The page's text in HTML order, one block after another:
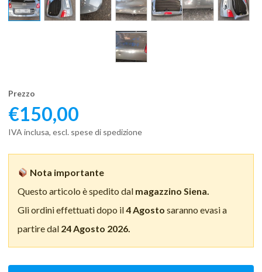
Prezzo
€150,00
IVA inclusa, escl. spese di spedizione
Nota importante
Questo articolo è spedito dal magazzino Siena.
Gli ordini effettuati dopo il4 Agosto saranno evasi a
partire dal 24 Agosto 2026.